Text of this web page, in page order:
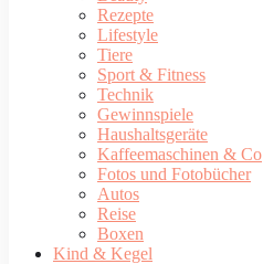
Rezepte
Lifestyle
Tiere
Sport & Fitness
Technik
Gewinnspiele
Haushaltsgeräte
Kaffeemaschinen & Co
Fotos und Fotobücher
Autos
Reise
Boxen
Kind & Kegel